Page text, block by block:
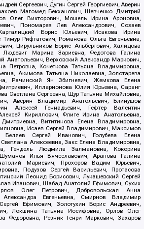
Сергеевич, Дугин Сергей Георгиевич, Аверин
Магомед Бекханович, Шевченко Дмитрий
Олег Викторович, Мошель Ирина Ароновна,
Пономарев Лев Александрович, Созаев
Борис Юльевич, Исакова Ирина
Рифгатович, Романова Ольга Евгеньевна,
Цирульников Борис Альбертович, Халидова
Марина Зариевна, Федотова Галина
Анатольевич, Верховский Александр Маркович,
Петровна, Кочеткова Татьяна Владимировна,
Акимова Татьяна Николаевна, Золотарева
Рачинский Ян Збигневич, Жемкова Елена
Илларионова Юлия Юрьевна, Саранг
Светлана Сергеевна, Щур Татьяна Михайловна,
Аверин Владимир Анатольевич, Блинушов
Алексей Геннадьевич, Гефтер Валентин
Кириллович, Флиге Ирина Анатольевна,
Вититинова Елена Владимировна,
Исаев Сергей Владимирович, Максимов
Беляев Сергей Иванович, Голубева Елена
Алексеевна, Закс Елена Владимировна,
Гендель Людмила Залмановна, Кокорина
Илья Вячеславович, Арапова Галина
Мариевич, Прохоров Вадим Юрьевич,
Подузов Сергей Васильевич, Протасова
Леонид Борисович, Лукашевский Сергей
Иванович, Шабад Анатолий Ефимович, Сухих
Олег Петрович, Добровольская Анна
Евгеньевна, Смирнов Владимир
Ефимович, Золотухин Борис Андреевич,
Локшина Татьяна Иосифовна, Орлов Олег
Федоровна, Резник Генри Маркович, Захаров